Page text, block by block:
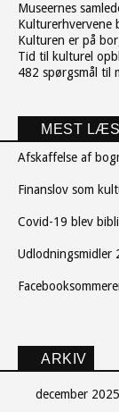
Museernes
Kulturen er på
Tid til kulturel
482 spørgsmål til
MEST
Afskaffelse af
Finanslov som
Covid-19 blev
Udlodningsmidler
ARKIV
december 2025